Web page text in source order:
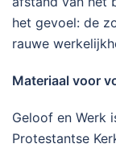
het gevoel: de
rauwe
Materiaal voor
Geloof en Werk
Protestantse